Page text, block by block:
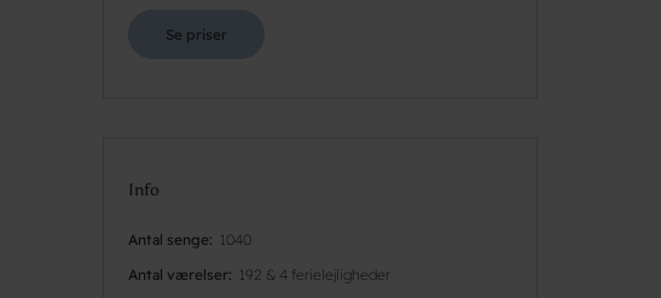
Se priser
Info
Antal senge
1040
Antal værelser
192 & 4 ferielejligheder